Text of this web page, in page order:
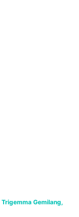
Trigemma Gemilang,